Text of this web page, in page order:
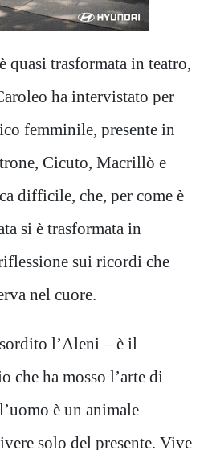
quasi trasformata in teatro,
ha intervistato per
femminile, presente in
Cicuto, Macrillò e
difficile, che, per come è
si è trasformata in
sui ricordi che
nel cuore.
l’Aleni – è il
che ha mosso l’arte di
è un animale
solo del presente. Vive